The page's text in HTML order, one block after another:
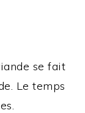
se fait
Le temps